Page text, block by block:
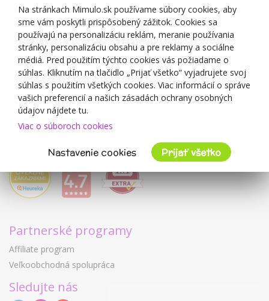
Zľavové kupóny
Blog
O predajcovi
Mimulo.sk
Obchodné podmienky
Ochrana osobných údajov GDPR
Kontakty
Spolupracujeme
Partnerské programy
Affiliate program
Veľkoobchodná spolupráca
Sledujte nás
Na stránkach Mimulo.sk používame súbory cookies, aby
sme vám poskytli prispôsobený zážitok. Cookies sa
používajú na personalizáciu reklám, meranie používania
stránky, personalizáciu obsahu a pre reklamy a sociálne
médiá. Pred použitím týchto cookies vás požiadame o
súhlas. Kliknutím na tlačidlo „Prijať všetko“ vyjadrujete svoj
súhlas s použitím všetkých cookies. Viac informácií o správe
vašich preferencií a našich zásadách ochrany osobných
údajov nájdete tu.
Viac o súboroch cookies
Nastavenie cookies Prijať všetko